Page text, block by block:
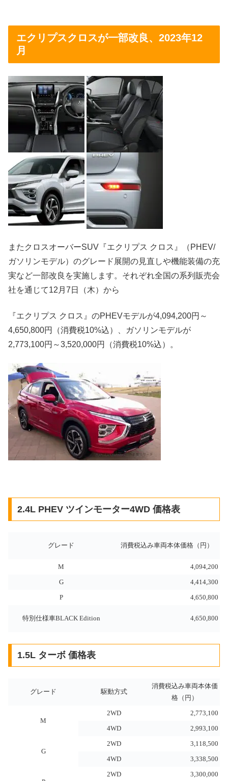
エクリプスクロスが一部改良、2023年12
月
またクロスオーバーSUV『エクリプス クロス』（PHEV/
ガソリンモデル）のグレード展開の見直しや機能装備の充
実など一部改良を実施します。それぞれ全国の系列販売会
社を通じて12月7日（木）から
『エクリプス クロス』のPHEVモデルが4,094,200円～
4,650,800円（消費税10%込）、ガソリンモデルが
2,773,100円～3,520,000円（消費税10%込）。
2.4L PHEV ツインモーター4WD 価格表
グレード 消費税込み車両本体価格（円）
M 4,094,200
G 4,414,300
P 4,650,800
特別仕様車BLACK Edition 4,650,800
1.5L ターボ 価格表
グレード 駆動方式
消費税込み車両本体価
格（円）
M
2WD 2,773,100
4WD 2,993,100
G
2WD 3,118,500
4WD 3,338,500
2WD 3,300,000